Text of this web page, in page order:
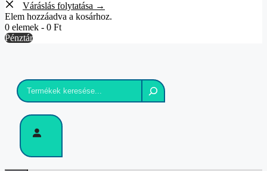
Váráslás folytatása →
Elem hozzáadva a kosárhoz.
0 elemek - 0 Ft
Pénztár
Keresés